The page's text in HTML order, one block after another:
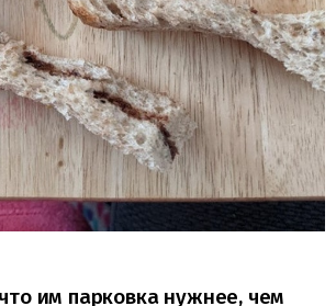
им парковка нужнее, чем